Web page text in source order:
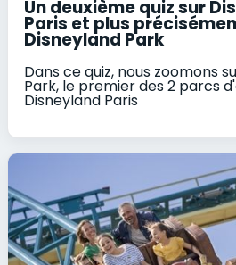
Un deuxième quiz sur
Paris et plus
Disneyland Park
Dans ce quiz, nous zoomons
Park, le premier des 2 parcs
Disneyland Paris